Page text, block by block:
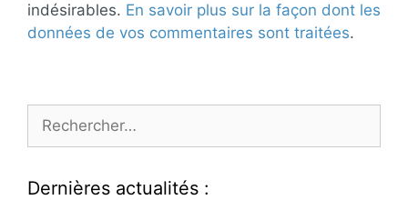
indésirables. En savoir plus sur la façon dont les
données de vos commentaires sont traitées.
Dernières actualités :